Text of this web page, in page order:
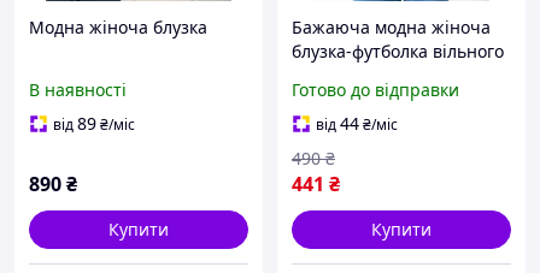
Модна жіноча блузка
В наявності
від89₴/міс
890₴
Купити
Бажаюча модна жіноча
блузка-футболка вільного
рукавами "Moment"
Готово до відправки
від44₴/міс
441 ₴
490 ₴
Купити